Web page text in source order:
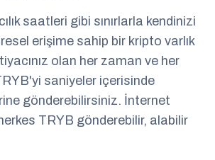
saatleri gibi sınırlarla kendinizi
erişime sahip bir kripto varlık
olan her zaman ve her
saniyeler içerisinde
gönderebilirsiniz. İnternet
TRYB gönderebilir, alabilir